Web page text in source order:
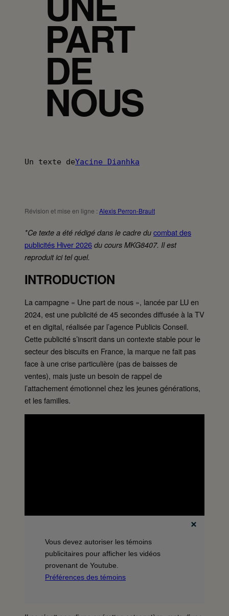
PART
DE
NOUS
Un texte deYacine Dianhka
Révision et mise en ligne : Alexis Perron-Brault
*Ce texte a été rédigé dans le cadre du combat des
publicités Hiver 2026 du cours MKG8407. Il est
reproduit ici tel quel.
INTRODUCTION
La campagne « Une part de nous », lancée par LU en
2024, est une publicité de 45 secondes diffusée à la TV
et en digital, réalisée par l’agence Publicis Conseil.
Cette publicité s’inscrit dans un contexte stable pour le
secteur des biscuits en France, la marque ne fait pas
face à une crise particulière (pas de baisses de
ventes), mais juste un besoin de rappel de
l’attachement émotionnel chez les jeunes générations,
et les familles.
Vous devez autoriser les témoins
publicitaires pour afficher les vidéos
provenant de Youtube.
Préférences des témoins